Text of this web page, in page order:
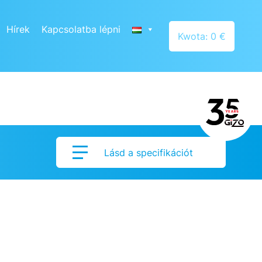
Kwota: 0 €
Hírek Kapcsolatba lépni
Lásd a specifikációt